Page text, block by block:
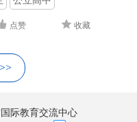
点赞 收藏
际教育交流中心